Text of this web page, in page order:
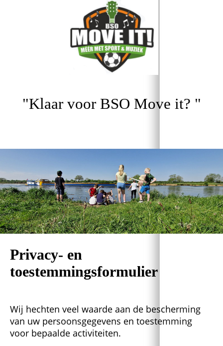
"Klaar voor BSO Move it? "
Privacy- en
toestemmingsformulier
Wij hechten veel waarde aan de bescherming
van uw persoonsgegevens en toestemming
voor bepaalde activiteiten.